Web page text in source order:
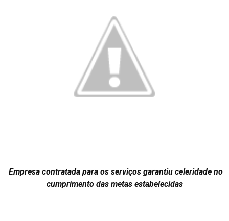
Empresa contratada para os serviços garantiu celeridade no
cumprimento das metas estabelecidas